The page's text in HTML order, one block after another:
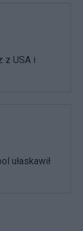
z USA i
ułaskawił